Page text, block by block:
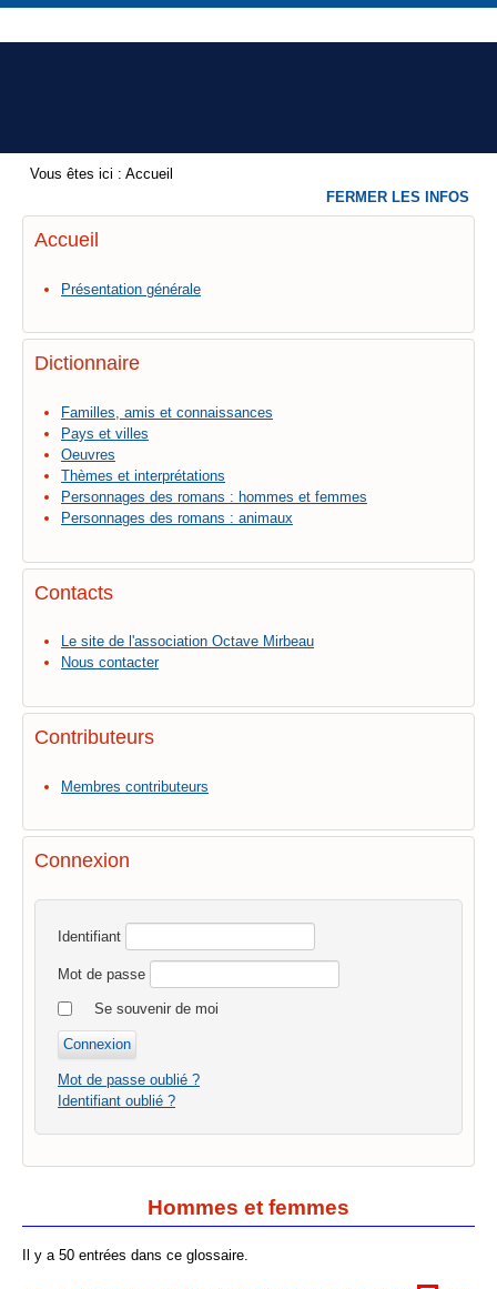
Vous êtes ici : Accueil
Accueil
Présentation générale
Dictionnaire
Familles, amis et connaissances
Pays et villes
Oeuvres
Thèmes et interprétations
Personnages des romans : hommes et femmes
Personnages des romans : animaux
Contacts
Le site de l'association Octave Mirbeau
Nous contacter
Contributeurs
Membres contributeurs
Connexion
Identifiant
Mot de passe
Se souvenir de moi
Mot de passe oublié ?
Identifiant oublié ?
Hommes et femmes
Il y a 50 entrées dans ce glossaire.
FERMER LES INFOS